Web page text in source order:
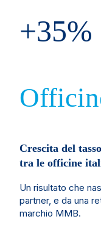
+35%
Crescita del
tra le officine
Un risultato che
partner, e da una
marchio MMB.